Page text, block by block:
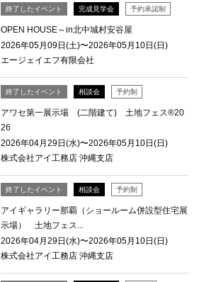
終了したイベント 完成見学会 予約承認制
OPEN HOUSE～in北中城村安谷屋
2026年05月09日(土)〜2026年05月10日(日)
エージェイエフ有限会社
終了したイベント 相談会 予約制
アワセ第一展示場 (二階建て) 土地フェス®20
26
2026年04月29日(水)〜2026年05月10日(日)
株式会社アイ工務店 沖縄支店
終了したイベント 相談会 予約制
アイギャラリー那覇（ショールーム併設型住宅展
示場） 土地フェス...
2026年04月29日(水)〜2026年05月10日(日)
株式会社アイ工務店 沖縄支店